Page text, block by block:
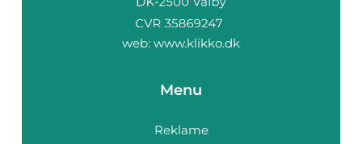
web: www.klikko.dk
Menu
Reklame